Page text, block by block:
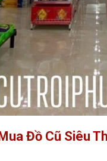
Đồ Cũ Siêu